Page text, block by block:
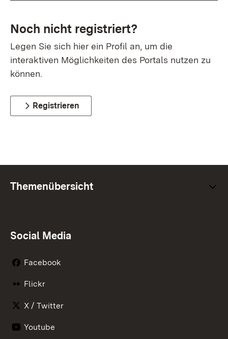
Noch nicht registriert?
Legen Sie sich hier ein Profil an, um die
interaktiven Möglichkeiten des Portals nutzen zu
können.
Registrieren
Themenübersicht
Social Media
Facebook
Flickr
X / Twitter
Youtube